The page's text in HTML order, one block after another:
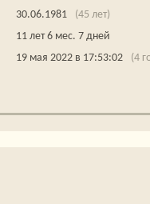
30.06.1981
(45 лет)
11 лет 6 мес. 7 дней
19 мая 2022 в 17:53:02
(4